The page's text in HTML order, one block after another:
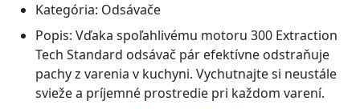
Kategória: Odsávače
Popis: Vďaka spoľahlivému motoru 300 Extraction
Tech Standard odsávač pár efektívne odstraňuje
pachy z varenia v kuchyni. Vychutnajte si neustále
svieže a príjemné prostredie pri každom varení.